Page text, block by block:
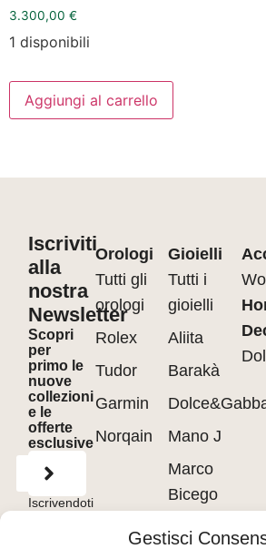
Gestisci
3.300,00 €
1 disponibili
Aggiungi al carrello
Iscriviti
alla
nostra
Newsletter
Scopri
per
primo le
nuove
collezioni
e le
offerte
esclusive
Iscrivendoti
accetti
Orologi
Tutti gli
orologi
Rolex
Tudor
Garmin
Norqain
Gioielli
Tutti i
gioielli
Aliita
Barakà
Mano J
Marco
Bicego
Messika